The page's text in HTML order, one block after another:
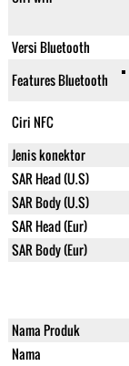
Versi Bluetooth
Features Bluetooth
Ciri NFC
Jenis konektor
SAR Head (U.S)
SAR Body (U.S)
SAR Head (Eur)
SAR Body (Eur)
Nama Produk
Nama